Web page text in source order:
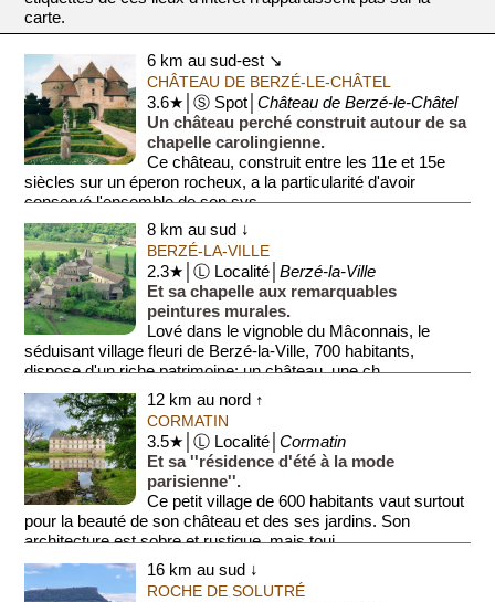
carte.
6 km au sud-est ↘
CHÂTEAU DE BERZÉ-LE-CHÂTEL
3.6★│Ⓢ Spot│Château de Berzé-le-Châtel
Un château perché construit autour de sa
chapelle carolingienne.
Ce château, construit entre les 11e et 15e
siècles sur un éperon rocheux, a la particularité d'avoir
conservé l'ensemble de son sys...
8 km au sud ↓
BERZÉ-LA-VILLE
2.3★│Ⓛ Localité│Berzé-la-Ville
Et sa chapelle aux remarquables
peintures murales.
Lové dans le vignoble du Mâconnais, le
séduisant village fleuri de Berzé-la-Ville, 700 habitants,
dispose d'un riche patrimoine: un château, une ch...
12 km au nord ↑
CORMATIN
3.5★│Ⓛ Localité│Cormatin
Et sa ''résidence d'été à la mode
parisienne''.
Ce petit village de 600 habitants vaut surtout
pour la beauté de son château et des ses jardins. Son
architecture est sobre et rustique, mais touj...
16 km au sud ↓
ROCHE DE SOLUTRÉ